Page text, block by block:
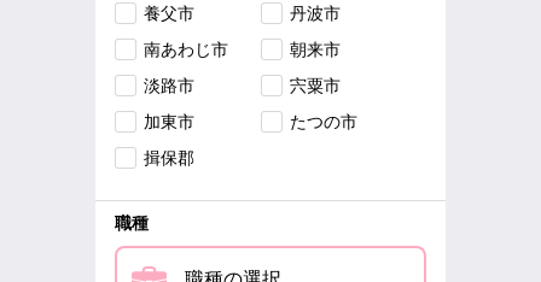
養父市
丹波市
南あわじ市
朝来市
淡路市
宍粟市
加東市
たつの市
揖保郡
職種